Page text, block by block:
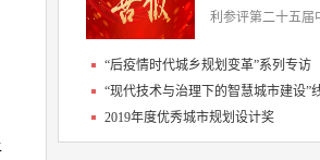
利参评第二十五届
“后疫情时代城乡规划变革”系列专访
“现代技术与治理下的智慧城市建设”
2019年度优秀城市规划设计奖